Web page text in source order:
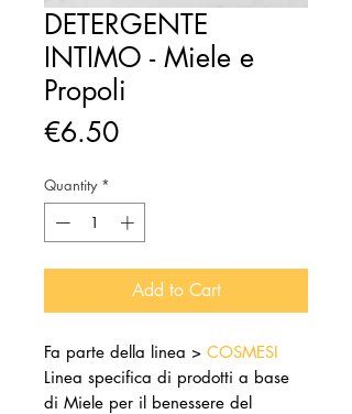
DETERGENTE
INTIMO - Miele e
Propoli
€6.50Price
Quantity *
Add to Cart
Fa parte della linea > COSMESI
Linea specifica di prodotti a base
di Miele per il benessere del